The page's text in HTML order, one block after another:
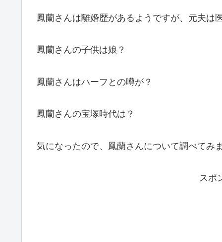
鳳蘭さんは離婚歴があるようですが、元夫は
鳳蘭さんの子供は娘？
鳳蘭さんはハーフとの噂が？
鳳蘭さんの宝塚時代は？
気になったので、鳳蘭さんについて調べてみま
スポ